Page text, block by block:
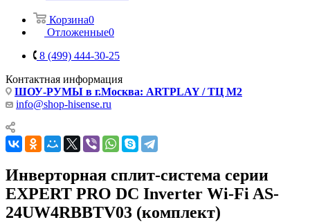
Корзина0
Отложенные0
8 (499) 444-30-25
Контактная информация
ШОУ-РУМЫ в г.Москва: ARTPLAY / ТЦ М2
info@shop-hisense.ru
Инверторная cплит-система серии
EXPERT PRO DC Inverter Wi-Fi AS-
24UW4RBBTV03 (комплект)